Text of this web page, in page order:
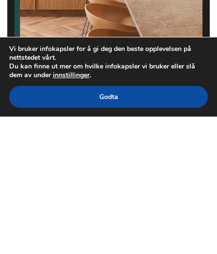
Vi bruker infokapsler for å gi deg den beste opplevelsen på
nettstedet vårt.
Du kan finne ut mer om hvilke infokapsler vi bruker eller slå
dem av underinnstillinger.
Godta